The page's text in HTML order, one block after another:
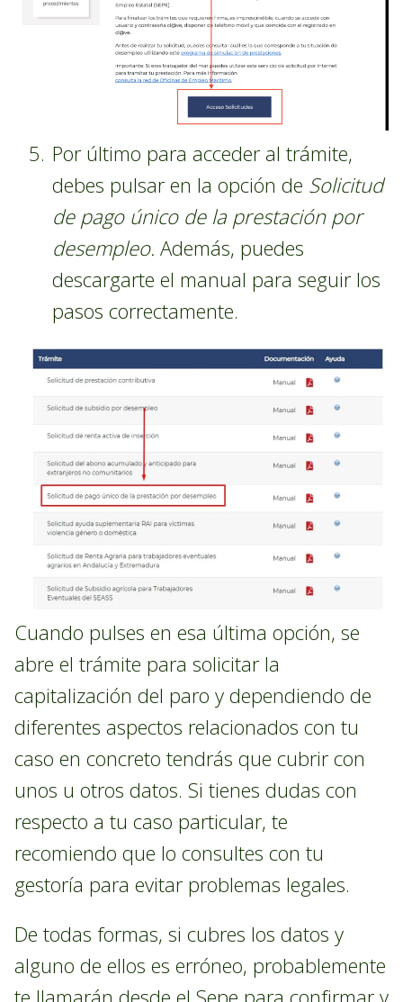
Por último para acceder al trámite,
debes pulsar en la opción de Solicitud
de pago único de la prestación por
desempleo. Además, puedes
descargarte el manual para seguir los
pasos correctamente.
Cuando pulses en esa última opción, se
abre el trámite para solicitar la
capitalización del paro y dependiendo de
diferentes aspectos relacionados con tu
caso en concreto tendrás que cubrir con
unos u otros datos. Si tienes dudas con
respecto a tu caso particular, te
recomiendo que lo consultes con tu
gestoría para evitar problemas legales.
De todas formas, si cubres los datos y
alguno de ellos es erróneo, probablemente
te llamarán desde el Sepe para confirmar y